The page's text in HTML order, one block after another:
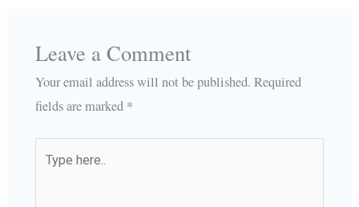
Leave a Comment
Your email address will not be published. Required
fields are marked *